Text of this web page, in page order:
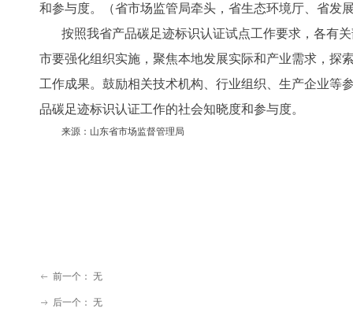
和参与度。（省市场监管局牵头，省生态环境厅、省发
按照我省产品碳足迹标识认证试点工作要求，各有
市要强化组织实施，聚焦本地发展实际和产业需求，探
工作成果。鼓励相关技术机构、行业组织、生产企业等
品碳足迹标识认证工作的社会知晓度和参与度。
来源：山东省市场监督管理局
ꂃ 前一个： 无
ꁹ 后一个： 无